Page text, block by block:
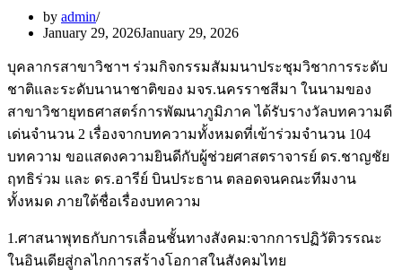
by admin
January 29, 2026January 29, 2026
บุคลากรสาขาวิชาฯ ร่วมกิจกรรมสัมมนาประชุมวิชาการระดับ
ชาติและระดับนานาชาติของ มจร.นครราชสีมา ในนามของ
สาขาวิชายุทธศาสตร์การพัฒนาภูมิภาค ได้รับรางวัลบทความดี
เด่นจำนวน 2 เรื่องจากบทความทั้งหมดที่เข้าร่วมจำนวน 104
บทความ ขอแสดงความยินดีกับผู้ช่วยศาสตราจารย์ ดร.ชาญชัย
ฤทธิร่วม และ ดร.อารีย์ บินประธาน ตลอดจนคณะทีมงาน
ทั้งหมด ภายใต้ชื่อเรื่องบทความ
1.ศาสนาพุทธกับการเลื่อนชั้นทางสังคม:จากการปฏิวัติวรรณะ
ในอินเดียสู่กลไกการสร้างโอกาสในสังคมไทย